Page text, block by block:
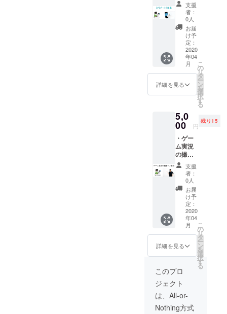
支援
者：
0人
お届
け予
定：
2020
年04
月
詳細を見る
こ
の
リ
タ
ー
ン
を
選
択
す
る
5,0
00 円
残り15
・ゲー
ム実況
の撮影
にご招
待いた
しま
す。
ゲーム
は未定
ですが
目標金
額に達
すれば
switch
も可能
です
が、 基
本PS４
のゲー
ムの撮
影で
す。 ・
支援
者：
0人
お届
け予
定：
2020
年04
月
詳細を見る
こ
の
リ
タ
ー
ン
を
選
択
す
る
このプロ
ジェクト
は、All-or-
Nothing方式